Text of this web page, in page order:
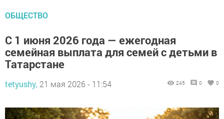
ОБЩЕСТВО
С 1 июня 2026 года — ежегодная
семейная выплата для семей с детьми в
Татарстане
tetyushy, 21 мая 2026 - 11:54 245 0 0